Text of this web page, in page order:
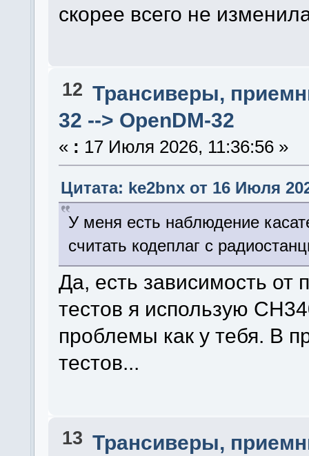
скорее всего не
12 Трансиверы,
32 --> OpenDM-32
« : 17 Июля 2026, 11:36:56 »
Цитата: ke2bnx от 16 Июля
У меня есть наблюдение
считать кодеплаг с
Да, есть зависимость от
тестов я использую
проблемы как у тебя. В
тестов...
13 Трансиверы,